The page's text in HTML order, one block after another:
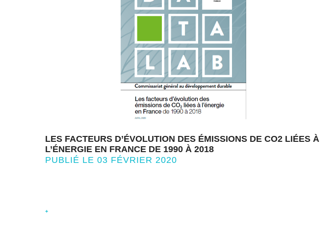
LES FACTEURS D’ÉVOLUTION DES ÉMISSIONS DE CO2 LIÉES À
L’ÉNERGIE EN FRANCE DE 1990 À 2018
PUBLIÉ LE 03 FÉVRIER 2020
+